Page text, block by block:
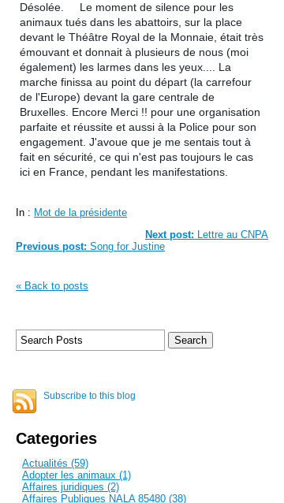
Désolée.
Le moment de silence pour les
animaux tués dans les abattoirs, sur la place
devant le Théâtre Royal de la Monnaie, était très
émouvant et donnait à plusieurs de nous (moi
également) les larmes dans les yeux.... La
marche finissa au point du départ (la carrefour
de l'Europe) devant la gare centrale de
Bruxelles. Encore Merci !! pour une organisation
parfaite et réussite et aussi à la Police pour son
engagement. J'avoue que je me sentais tout à
fait en sécurité, ce qui n'est pas toujours le cas
ici en France, pendant les manifestations.
In : Mot de la présidente
Next post: Lettre au CNPA
Previous post: Song for Justine
« Back to posts
Subscribe to this blog
Categories
Actualités (59)
Adopter les animaux (1)
Affaires juridiques (2)
Affaires Publiques NALA 85480 (38)